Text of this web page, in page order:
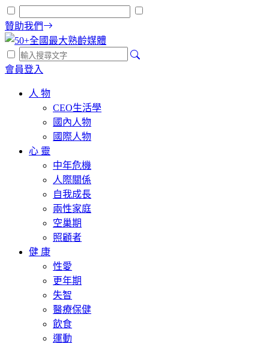
贊助我們
會員登入
人 物
CEO生活學
國內人物
國際人物
心 靈
中年危機
人際關係
自我成長
兩性家庭
空巢期
照顧者
健 康
性愛
更年期
失智
醫療保健
飲食
運動